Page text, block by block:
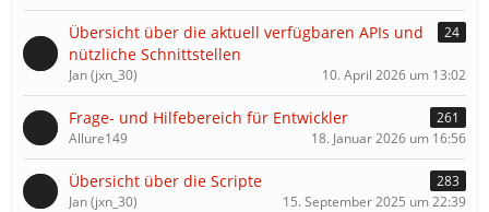
Übersicht über die aktuell verfügbaren APIs und
nützliche Schnittstellen
24
Jan (jxn_30) 10. April 2026 um 13:02
Frage- und Hilfebereich für Entwickler
261
Allure149
18. Januar 2026 um 16:56
Übersicht über die Scripte
283
Jan (jxn_30)
15. September 2025 um 22:39